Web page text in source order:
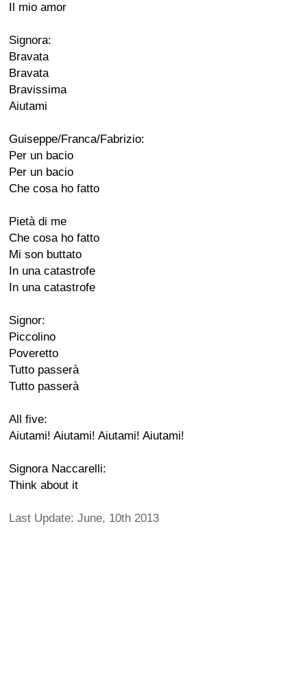
Il mio amor
Signora:
Bravata
Bravata
Bravissima
Aiutami
Guiseppe/Franca/Fabrizio:
Per un bacio
Per un bacio
Che cosa ho fatto
Pietà di me
Che cosa ho fatto
Mi son buttato
In una catastrofe
In una catastrofe
Signor:
Piccolino
Poveretto
Tutto passerà
Tutto passerà
All five:
Aiutami! Aiutami! Aiutami! Aiutami!
Signora Naccarelli:
Think about it
Last Update: June, 10th 2013